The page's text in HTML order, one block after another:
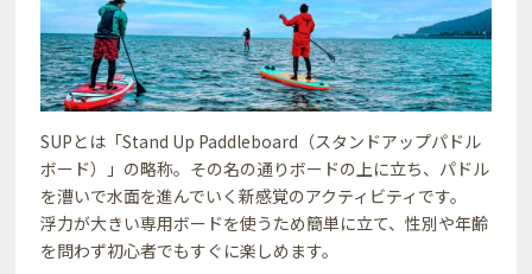
SUPとは「Stand Up Paddleboard（スタンドアップパドル
ボード）」の略称。その名の通りボードの上に立ち、パドル
を漕いで水面を進んでいく新感覚のアクティビティです。
浮力が大きい専用ボードを使うため簡単に立て、性別や年齢
を問わず初心者でもすぐに楽しめます。